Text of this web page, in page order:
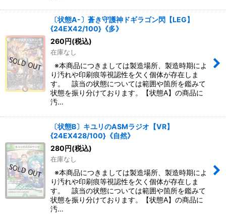
〔状態A-〕蒼き守護神ドギラゴン閃【LEG】
{24EX42/100}《多》
260 円(税込)
在庫なし
※本商品につきましては製造場所、製造時期によ
り汚れや印刷痕等視認性を欠く個体が存在しま
す。 該当の状態については範囲や箇所を鑑みて
状態を振り分けております。【状態A】の商品に
汚…
〔状態B〕キユリのASMラジオ【VR】
{24EX428/100}《自然》
280 円(税込)
在庫なし
※本商品につきましては製造場所、製造時期によ
り汚れや印刷痕等視認性を欠く個体が存在しま
す。 該当の状態については範囲や箇所を鑑みて
状態を振り分けております。【状態A】の商品に
汚…